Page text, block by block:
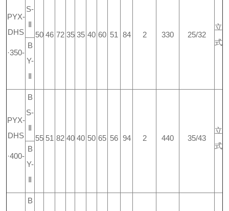
PYX-
DHS
·350-
S-
Ⅱ
50 46 72 35 35 40 60 51 84 2 330 25/32
立
式
B
Y-
Ⅱ
PYX-
DHS
·400-
B
S-
Ⅱ
55 51 82 40 40 50 65 56 94 2 440 35/43
立
式
B
Y-
Ⅱ
B